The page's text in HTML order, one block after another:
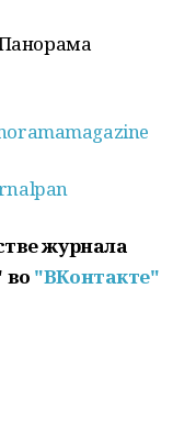
журнала
во "ВКонтакте"